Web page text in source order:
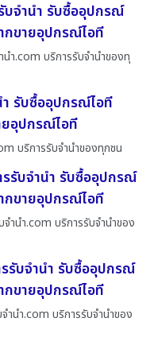
บจำนำ รับซื้ออุปกรณ์
กขายอุปกรณ์ไอที
า.com บริการรับจำนำของทุ
รับซื้ออุปกรณ์ไอที
ยอุปกรณ์ไอที
บริการรับจำนำของทุกชน
รับจำนำ รับซื้ออุปกรณ์
กขายอุปกรณ์ไอที
านํา.com บริการรับจำนำของ
รับจำนำ รับซื้ออุปกรณ์
กขายอุปกรณ์ไอที
านํา.com บริการรับจำนำของ